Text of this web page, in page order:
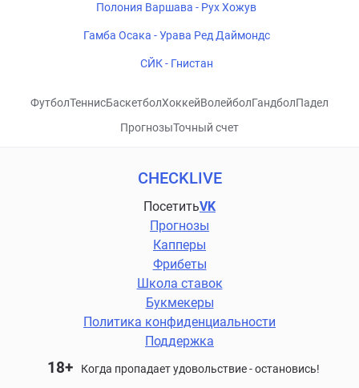
Полония Варшава - Рух Хожув
Гамба Осака - Урава Ред Даймондс
СЙК - Гнистан
ФутболТеннисБаскетболХоккейВолейболГандболПадел
ПрогнозыТочный счет
CHECKLIVE
ПосетитьVK
Прогнозы
Капперы
Фрибеты
Школа ставок
Букмекеры
Политика конфиденциальности
Поддержка
18+ Когда пропадает удовольствие - остановись!